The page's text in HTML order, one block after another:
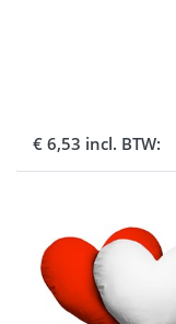
€ 6,53 incl. BTW: